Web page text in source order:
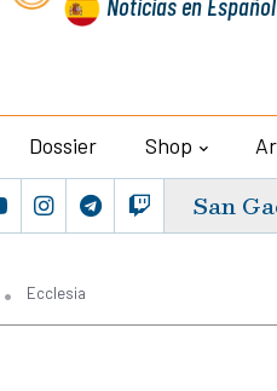
Dossier Shop
San
Ecclesia